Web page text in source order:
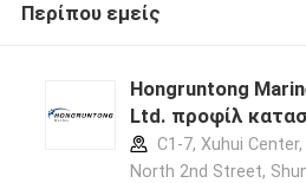
Περίπου εμείς
Hongruntong
Ltd. προφίλ
C1-7, Xuhui
North 2nd Street,